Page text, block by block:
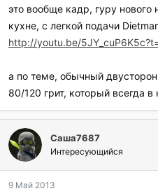
это вообще кадр, гуру
кухне, с легкой подачи
http://youtu.be/
а по теме, обычный
80/120 грит, который всегда в
Саша7687
Интересующийся
9 Май 2013